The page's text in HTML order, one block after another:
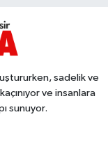
sadelik ve
ve insanlara
sunuyor.